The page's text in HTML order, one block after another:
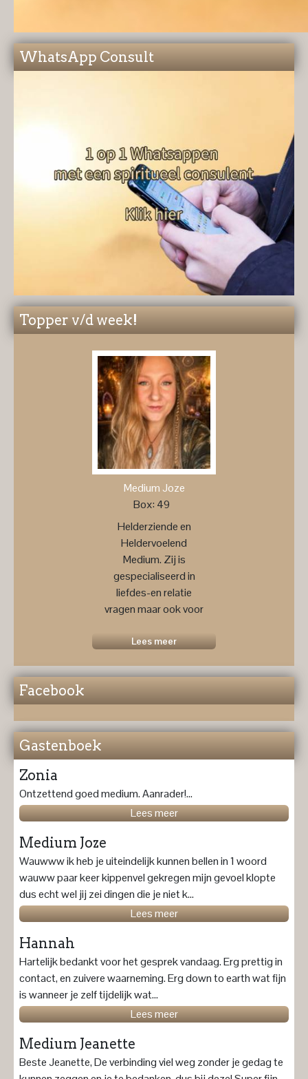
WhatsApp Consult
Topper v/d week!
Medium Joze
Box: 49
Helderziende en
Heldervoelend
Medium. Zij is
gespecialiseerd in
liefdes-en relatie
vragen maar ook voor
toekomstprognose ....
Lees meer
Facebook
Gastenboek
Zonia
Ontzettend goed medium. Aanrader!...
Lees meer
Medium Joze
Wauwww ik heb je uiteindelijk kunnen bellen in 1 woord
wauww paar keer kippenvel gekregen mijn gevoel klopte
dus echt wel jij zei dingen die je niet k...
Lees meer
Hannah
Hartelijk bedankt voor het gesprek vandaag. Erg prettig in
contact, en zuivere waarneming. Erg down to earth wat fijn
is wanneer je zelf tijdelijk wat...
Lees meer
Medium Jeanette
Beste Jeanette, De verbinding viel weg zonder je gedag te